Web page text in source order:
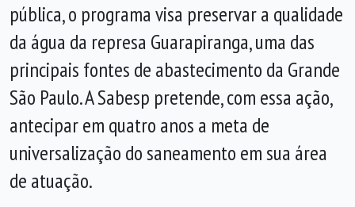
pública, o programa visa preservar a qualidade
da água da represa Guarapiranga, uma das
principais fontes de abastecimento da Grande
São Paulo. A Sabesp pretende, com essa ação,
antecipar em quatro anos a meta de
universalização do saneamento em sua área
de atuação.